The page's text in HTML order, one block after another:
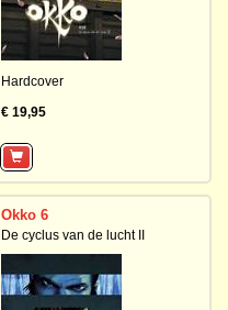
Hardcover
€ 19,95
Okko 6
De cyclus van de lucht II